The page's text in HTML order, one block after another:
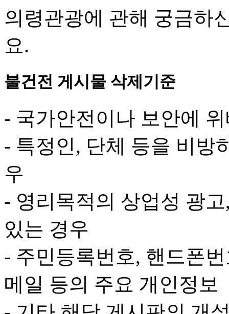
의령관광에 관해 궁금하
요.
불건전 게시물 삭제기준
- 국가안전이나 보안에
- 특정인, 단체 등을 비방
우
- 영리목적의 상업성 광
있는 경우
- 주민등록번호, 핸드폰
메일 등의 주요 개인정보